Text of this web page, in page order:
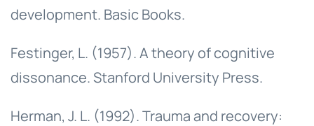
development. Basic Books.
Festinger, L. (1957). A theory of cognitive
dissonance. Stanford University Press.
Herman, J. L. (1992). Trauma and recovery: